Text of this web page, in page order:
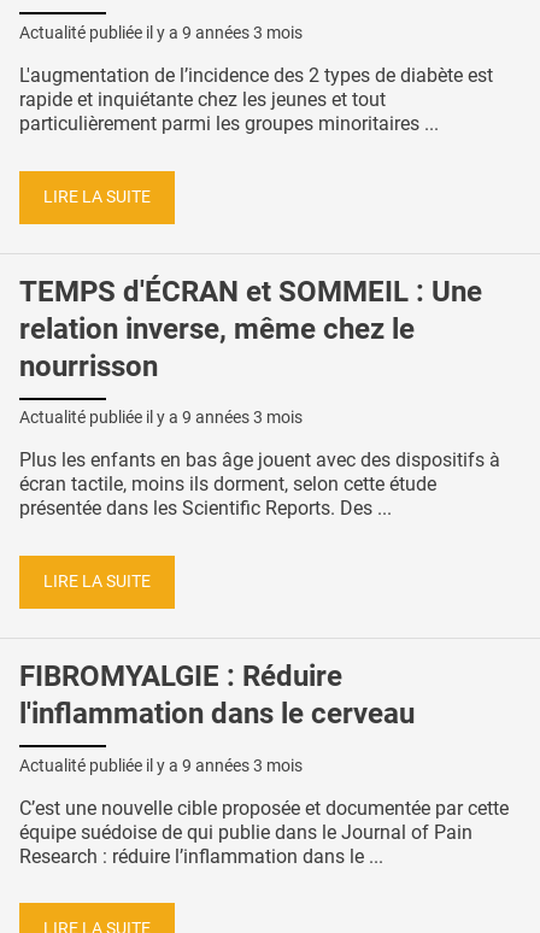
Actualité publiée il y a 9 années 3 mois
L'augmentation de l’incidence des 2 types de diabète est
rapide et inquiétante chez les jeunes et tout
particulièrement parmi les groupes minoritaires ...
LIRE LA SUITE
TEMPS d'ÉCRAN et SOMMEIL : Une
relation inverse, même chez le
nourrisson
Actualité publiée il y a 9 années 3 mois
Plus les enfants en bas âge jouent avec des dispositifs à
écran tactile, moins ils dorment, selon cette étude
présentée dans les Scientific Reports. Des ...
LIRE LA SUITE
FIBROMYALGIE : Réduire
l'inflammation dans le cerveau
Actualité publiée il y a 9 années 3 mois
C’est une nouvelle cible proposée et documentée par cette
équipe suédoise de qui publie dans le Journal of Pain
Research : réduire l’inflammation dans le ...